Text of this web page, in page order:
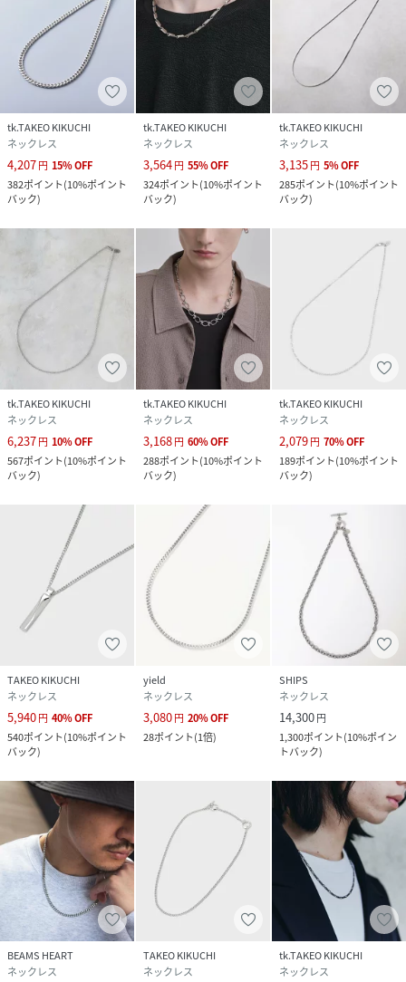
tk.TAKEO KIKUCHI
ネックレス
4,207円 15%OFF
382ポイント(10%ポイント
バック)
tk.TAKEO KIKUCHI
ネックレス
3,564円 55%OFF
324ポイント(10%ポイント
バック)
tk.TAKEO KIKUCHI
ネックレス
3,135円 5%OFF
285ポイント(10%ポイント
バック)
tk.TAKEO KIKUCHI
ネックレス
6,237円 10%OFF
567ポイント(10%ポイント
バック)
tk.TAKEO KIKUCHI
ネックレス
3,168円 60%OFF
288ポイント(10%ポイント
バック)
tk.TAKEO KIKUCHI
ネックレス
2,079円 70%OFF
189ポイント(10%ポイント
バック)
TAKEO KIKUCHI
ネックレス
5,940円 40%OFF
540ポイント(10%ポイント
バック)
yield
ネックレス
3,080円 20%OFF
28ポイント(1倍)
SHIPS
ネックレス
14,300円
1,300ポイント(10%ポイン
トバック)
BEAMS HEART
ネックレス
TAKEO KIKUCHI
ネックレス
tk.TAKEO KIKUCHI
ネックレス